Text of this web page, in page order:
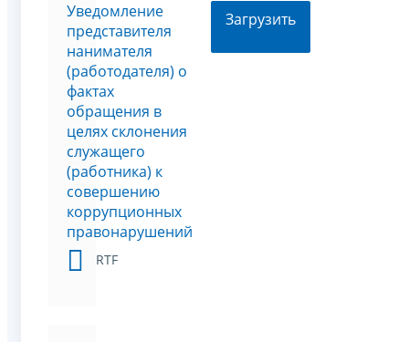
Уведомление
представителя
нанимателя
(работодателя) о
фактах
обращения в
целях склонения
служащего
(работника) к
совершению
коррупционных
правонарушений
RTF
Загрузить